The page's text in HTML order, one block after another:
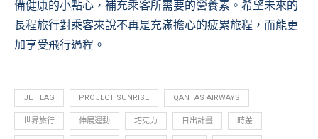
備健康的小點心，補充乘客所需要的營養素。希望未來的
長程旅行對乘客來說不再是充滿擔心的疲累旅程，而能更
加享受飛行過程。
JET LAG PROJECT SUNRISE QANTAS AIRWAYS
世界旅行 伸展運動 巧克力 日出計畫 時差